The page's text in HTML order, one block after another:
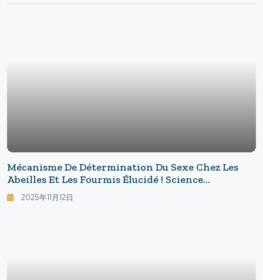
Mécanisme De Détermination Du Sexe Chez Les
Abeilles Et Les Fourmis Élucidé ! Science
Fondamentale Bénéfique Pour L'apiculture Et La
Conservation : Ce Que Nous Ont Appris Les "mâles
2025年11月12日